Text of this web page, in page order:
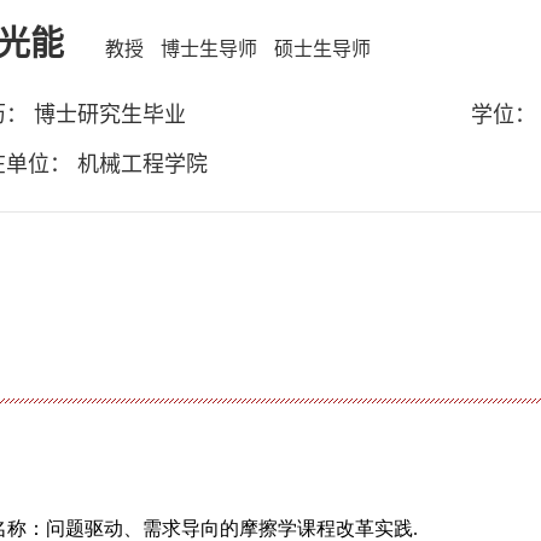
能 教授 博士生导师 硕士生导师
博士研究生毕业
学位
位： 机械工程学院